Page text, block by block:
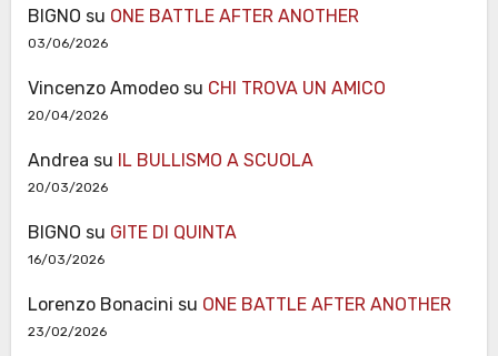
BIGNO su ONE BATTLE AFTER ANOTHER
03/06/2026
Vincenzo Amodeosu CHI TROVA UN AMICO
20/04/2026
Andrea su IL BULLISMO A SCUOLA
20/03/2026
BIGNO su GITE DI QUINTA
16/03/2026
Lorenzo Bonacini su ONE BATTLE AFTER ANOTHER
23/02/2026